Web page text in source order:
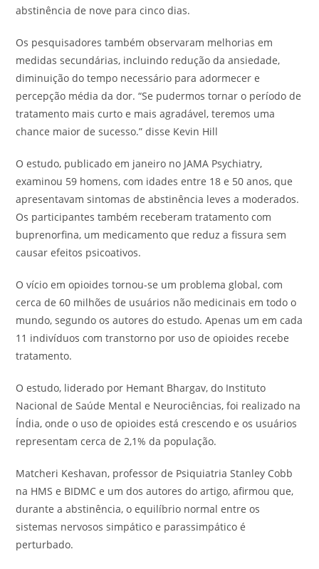
abstinência de nove para cinco dias.
Os pesquisadores também observaram melhorias em
medidas secundárias, incluindo redução da ansiedade,
diminuição do tempo necessário para adormecer e
percepção média da dor. “Se pudermos tornar o período de
tratamento mais curto e mais agradável, teremos uma
chance maior de sucesso.” disse Kevin Hill
O estudo, publicado em janeiro no JAMA Psychiatry,
examinou 59 homens, com idades entre 18 e 50 anos, que
apresentavam sintomas de abstinência leves a moderados.
Os participantes também receberam tratamento com
buprenorfina, um medicamento que reduz a fissura sem
causar efeitos psicoativos.
O vício em opioides tornou-se um problema global, com
cerca de 60 milhões de usuários não medicinais em todo o
mundo, segundo os autores do estudo. Apenas um em cada
11 indivíduos com transtorno por uso de opioides recebe
tratamento.
O estudo, liderado por Hemant Bhargav, do Instituto
Nacional de Saúde Mental e Neurociências, foi realizado na
Índia, onde o uso de opioides está crescendo e os usuários
representam cerca de 2,1% da população.
Matcheri Keshavan, professor de Psiquiatria Stanley Cobb
na HMS e BIDMC e um dos autores do artigo, afirmou que,
durante a abstinência, o equilíbrio normal entre os
sistemas nervosos simpático e parassimpático é
perturbado.